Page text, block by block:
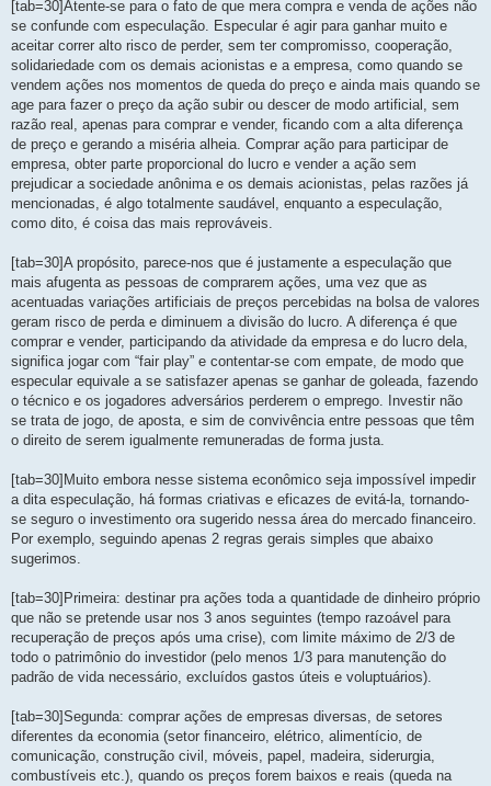
[tab=30]Atente-se para o fato de que mera compra e venda de ações não
se confunde com especulação. Especular é agir para ganhar muito e
aceitar correr alto risco de perder, sem ter compromisso, cooperação,
solidariedade com os demais acionistas e a empresa, como quando se
vendem ações nos momentos de queda do preço e ainda mais quando se
age para fazer o preço da ação subir ou descer de modo artificial, sem
razão real, apenas para comprar e vender, ficando com a alta diferença
de preço e gerando a miséria alheia. Comprar ação para participar de
empresa, obter parte proporcional do lucro e vender a ação sem
prejudicar a sociedade anônima e os demais acionistas, pelas razões já
mencionadas, é algo totalmente saudável, enquanto a especulação,
como dito, é coisa das mais reprováveis.
[tab=30]A propósito, parece-nos que é justamente a especulação que
mais afugenta as pessoas de comprarem ações, uma vez que as
acentuadas variações artificiais de preços percebidas na bolsa de valores
geram risco de perda e diminuem a divisão do lucro. A diferença é que
comprar e vender, participando da atividade da empresa e do lucro dela,
significa jogar com “fair play” e contentar-se com empate, de modo que
especular equivale a se satisfazer apenas se ganhar de goleada, fazendo
o técnico e os jogadores adversários perderem o emprego. Investir não
se trata de jogo, de aposta, e sim de convivência entre pessoas que têm
o direito de serem igualmente remuneradas de forma justa.
[tab=30]Muito embora nesse sistema econômico seja impossível impedir
a dita especulação, há formas criativas e eficazes de evitá-la, tornando-
se seguro o investimento ora sugerido nessa área do mercado financeiro.
Por exemplo, seguindo apenas 2 regras gerais simples que abaixo
sugerimos.
[tab=30]Primeira: destinar pra ações toda a quantidade de dinheiro próprio
que não se pretende usar nos 3 anos seguintes (tempo razoável para
recuperação de preços após uma crise), com limite máximo de 2/3 de
todo o patrimônio do investidor (pelo menos 1/3 para manutenção do
padrão de vida necessário, excluídos gastos úteis e voluptuários).
[tab=30]Segunda: comprar ações de empresas diversas, de setores
diferentes da economia (setor financeiro, elétrico, alimentício, de
comunicação, construção civil, móveis, papel, madeira, siderurgia,
combustíveis etc.), quando os preços forem baixos e reais (queda na